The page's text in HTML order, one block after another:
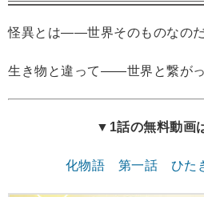
怪異とは――世界そのものなのだ
生き物と違って――世界と繋がっ
▼1話の無料動画
化物語 第一話 ひた